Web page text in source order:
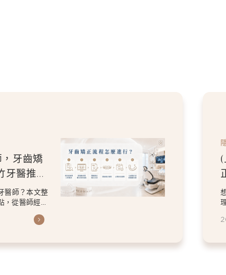
牙齒矯
牙醫推薦
醫師？本文整
，從醫師經